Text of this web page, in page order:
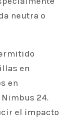
neutra o
en
en
24.
el impacto